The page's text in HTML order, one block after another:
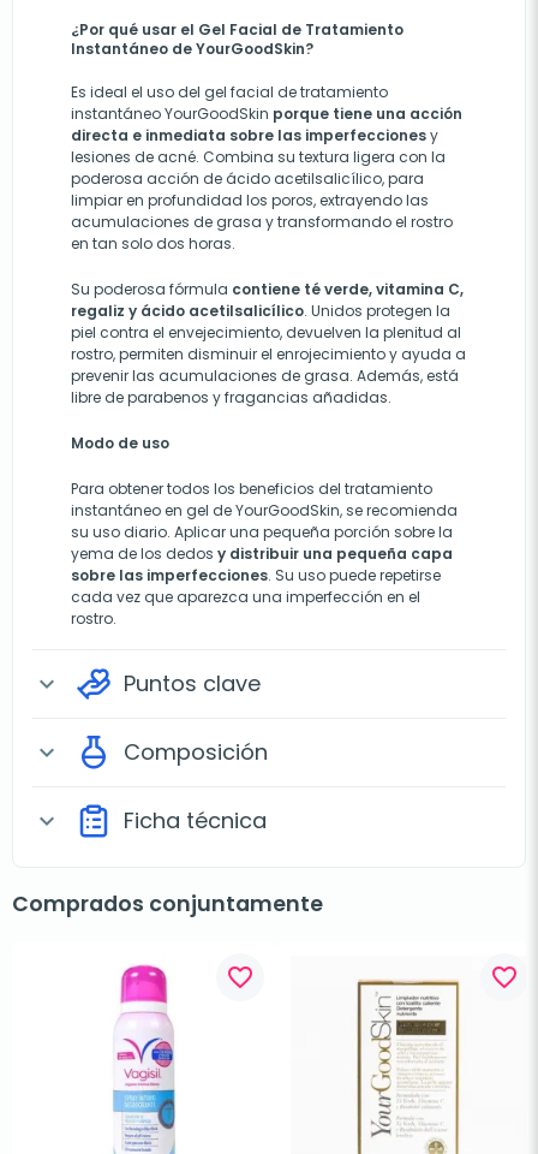
¿Por qué usar el Gel Facial de Tratamiento
Instantáneo de YourGoodSkin?
Es ideal el uso del gel facial de tratamiento
instantáneo YourGoodSkin porque tiene una acción
directa e inmediata sobre las imperfeccionesy
lesiones de acné. Combina su textura ligera con la
poderosa acción de ácido acetilsalicílico, para
limpiaren profundidad los poros, extrayendo las
acumulaciones de grasa y transformando el rostro
en tan solo dos horas.
Su poderosa fórmula contiene té verde, vitamina C,
regaliz y ácido acetilsalicílico. Unidos protegen la
piel contra el envejecimiento, devuelven la plenitud al
rostro, permiten disminuir el enrojecimiento y ayuda a
prevenir las acumulaciones de grasa. Además, está
libre deparabenos y fragancias añadidas.
Modo de uso
Para obtener todos los beneficios del tratamiento
instantáneo en gel de YourGoodSkin, se recomienda
su uso diario. Aplicar una pequeña porción sobre la
yema de los dedos y distribuir una pequeña capa
sobre las imperfecciones. Su uso puede repetirse
cada vez que aparezca una imperfección en el
rostro.
expand_more Puntos clave
expand_more Composición
expand_more Ficha técnica
Comprados conjuntamente
favorite_border favorite_border